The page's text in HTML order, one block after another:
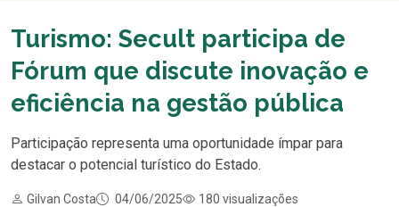
Turismo: Secult participa de
Fórum que discute inovação e
eficiência na gestão pública
Participação representa uma oportunidade ímpar para
destacar o potencial turístico do Estado.
Gilvan Costa 04/06/2025
180 visualizações